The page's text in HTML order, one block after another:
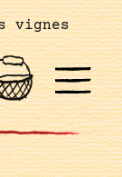
vignes